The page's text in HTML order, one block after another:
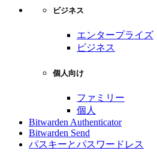
ビジネス
エンタープライズ
ビジネス
個人向け
ファミリー
個人
Bitwarden Authenticator
Bitwarden Send
パスキーとパスワードレス